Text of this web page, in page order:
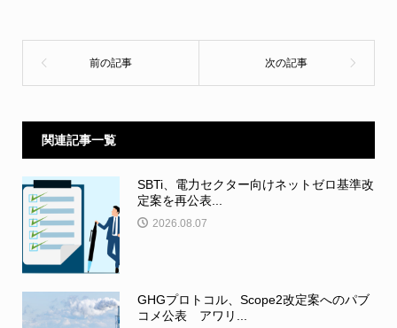
関連記事一覧
SBTi、電力セクター向けネットゼロ基準改
定案を再公表...
2026.08.07
GHGプロトコル、Scope2改定案へのパブ
コメ公表 アワリ...